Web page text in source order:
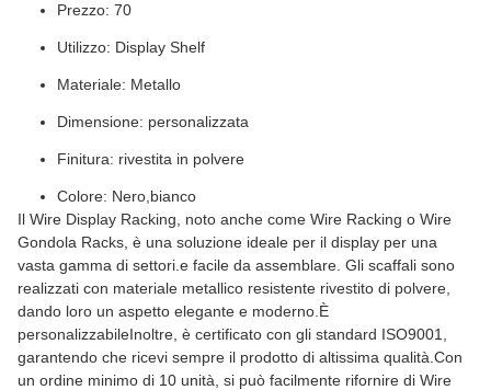
Prezzo: 70
Utilizzo: Display Shelf
Materiale: Metallo
Dimensione: personalizzata
Finitura: rivestita in polvere
Colore: Nero,bianco
Il Wire Display Racking, noto anche come Wire Racking o Wire
Gondola Racks, è una soluzione ideale per il display per una
vasta gamma di settori.e facile da assemblare. Gli scaffali sono
realizzati con materiale metallico resistente rivestito di polvere,
dando loro un aspetto elegante e moderno.È
personalizzabileInoltre, è certificato con gli standard ISO9001,
garantendo che ricevi sempre il prodotto di altissima qualità.Con
un ordine minimo di 10 unità, si può facilmente rifornire di Wire